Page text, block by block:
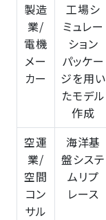
製造
業/
電機
メー
カー
工場シ
ミュレー
ション
パッケー
ジを用い
たモデル
作成
空運
業/
空間
コン
サル
海洋基
盤システ
ムリプ
レース